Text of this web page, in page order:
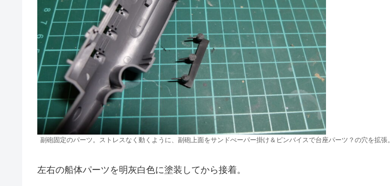
副砲固定のパーツ。ストレスなく動くように、副砲上面をサンドぺーパー掛け＆ピンバイスで台座パーツ？の穴を拡張。
左右の船体パーツを明灰白色に塗装してから接着。